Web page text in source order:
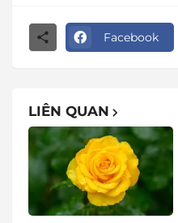
Facebook
LIÊN QUAN